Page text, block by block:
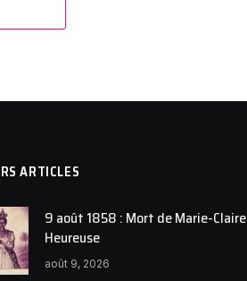
ARTICLES
9 août 1858 : Mort de Marie-Claire
Heureuse
août 9, 2026